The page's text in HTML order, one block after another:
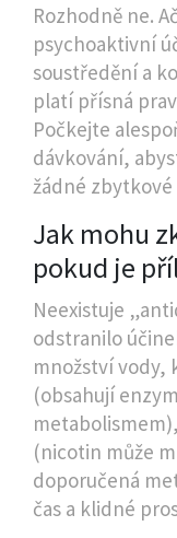
Rozhodně ne.
psychoaktivní
soustředění a
platí přísná
Počkejte
dávkování,
žádné zbytkové
Jak mohu
pokud je
Neexistuje
odstranilo
množství vody,
(obsahují
(nicotin může
doporučená
čas a klidné